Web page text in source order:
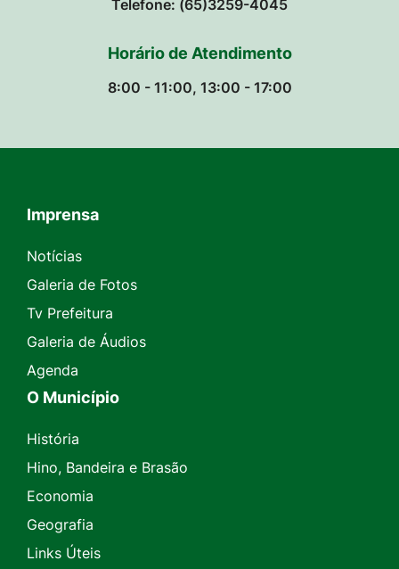
Telefone: (65)3259-4045
Horário de Atendimento
8:00 - 11:00, 13:00 - 17:00
Seção do Rodapé e Contato
Imprensa
Notícias
Galeria de Fotos
Tv Prefeitura
Galeria de Áudios
Agenda
O Município
História
Hino, Bandeira e Brasão
Economia
Geografia
Links Úteis